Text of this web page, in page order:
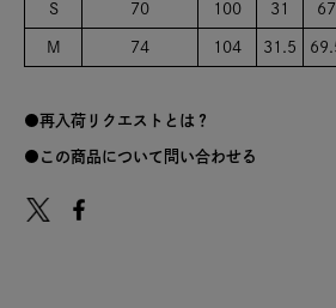
S 70 100 31 67
M 74 104 31.5
再入荷リクエストとは？
この商品について問い合わせる